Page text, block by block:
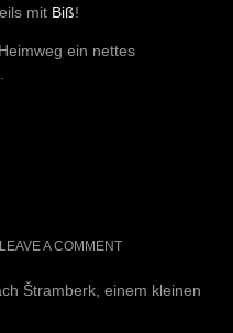
mit Biß!
ein nettes
LEAVE A COMMENT
Štramberk, einem kleinen